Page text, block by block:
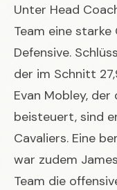
Unter Head
Team eine
Defensive.
der im Schnitt
Evan Mobley,
beisteuert, sind
Cavaliers. Eine
war zudem
Team die